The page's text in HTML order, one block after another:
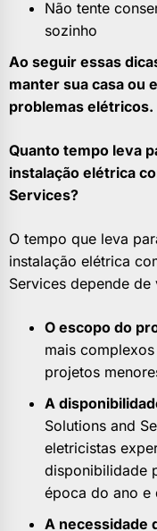
Não tente
sozinho
Ao seguir essas
manter sua casa ou
problemas elétricos.
Quanto tempo leva
instalação elétrica
Services?
O tempo que leva
instalação elétrica
Services depende
O escopo do
mais
projetos
A
Solutions and
eletricistas
disponibilidade
época do ano e
A necessidade